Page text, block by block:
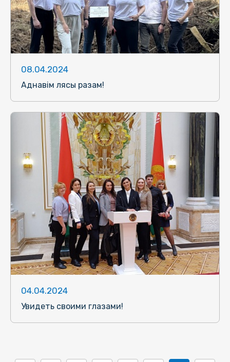
08.04.2024
Аднавiм лясы разам!
04.04.2024
Увидеть своими глазами!